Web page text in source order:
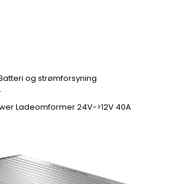
og strømforsyning
Ladeomformer 24V->12V 40A